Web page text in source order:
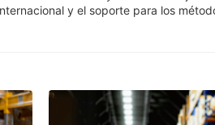
y el soporte para los